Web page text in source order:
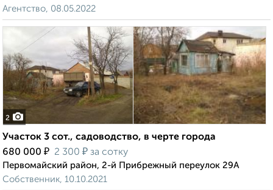
Агентство, 08.05.2022
2
Участок 3 сот., садоводство, в черте города
680 000 ₽ 2 300 ₽ за сотку
Первомайский район, 2-й Прибрежный переулок 29А
Собственник, 10.10.2021